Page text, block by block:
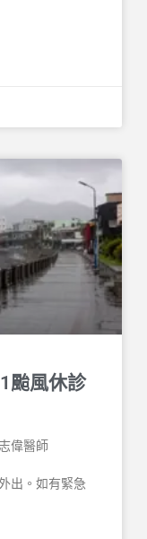
颱風休診
偉醫師
出。如有緊急